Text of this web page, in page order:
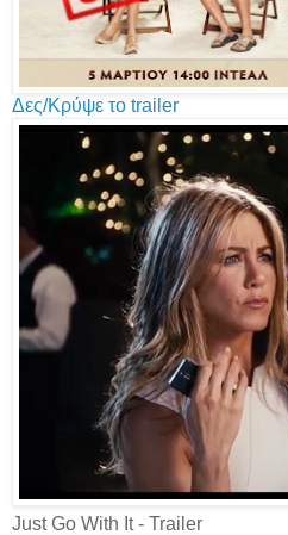
Δες/Κρύψε το trailer
Just Go With It - Trailer